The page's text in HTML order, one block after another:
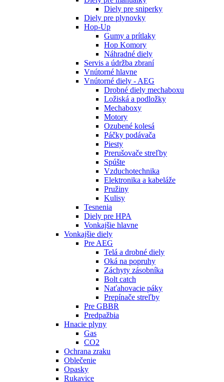
Diely pre sniperky
Diely pre plynovky
Hop-Up
Gumy a prítlaky
Hop Komory
Náhradné diely
Servis a údržba zbraní
Vnútorné hlavne
Vnútorné diely - AEG
Drobné diely mechaboxu
Ložiská a podložky
Mechaboxy
Motory
Ozubené kolesá
Páčky podávača
Piesty
Prerušovače streľby
Spúšte
Vzduchotechnika
Elektronika a kabeláže
Pružiny
Kulisy
Tesnenia
Diely pre HPA
Vonkajšie hlavne
Vonkajšie diely
Pre AEG
Telá a drobné diely
Oká na popruhy
Záchyty zásobníka
Bolt catch
Naťahovacie páky
Prepínače streľby
Pre GBBR
Predpažbia
Hnacie plyny
Gas
CO2
Ochrana zraku
Oblečenie
Opasky
Rukavice